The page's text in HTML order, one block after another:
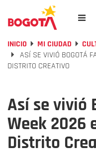
INICIO MI CIUDAD
ASÍ SE VIVIÓ BOGOTÁ
DISTRITO CREATIVO
Así se vivió
Week 2026
Distrito